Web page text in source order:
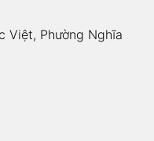
Việt, Phường Nghĩa